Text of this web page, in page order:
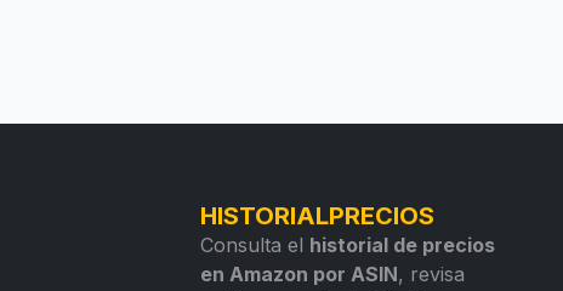
HISTORIALPRECIOS
Consulta el historial de precios
en Amazon por ASIN, revisa